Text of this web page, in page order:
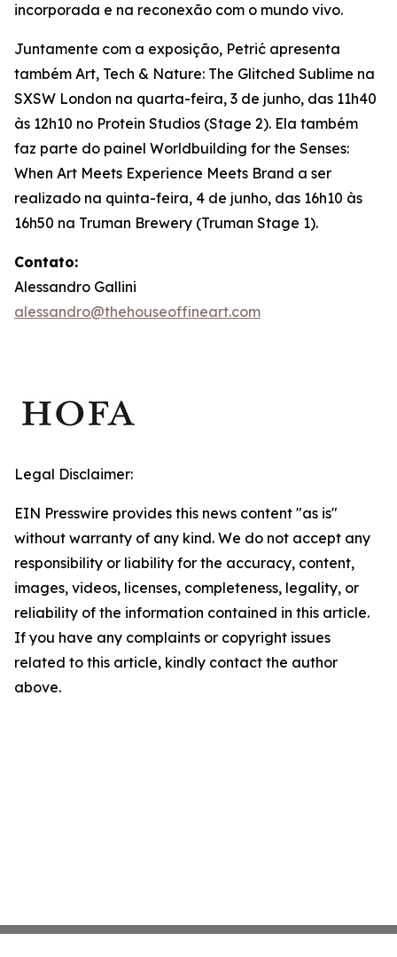
incorporada e na reconexão com o mundo vivo.
Juntamente com a exposição, Petrić apresenta
também Art, Tech & Nature: The Glitched Sublime na
SXSW London na quarta-feira, 3 de junho, das 11h40
às 12h10 no Protein Studios (Stage 2). Ela também
faz parte do painel Worldbuilding for the Senses:
When Art Meets Experience Meets Brand a ser
realizado na quinta-feira, 4 de junho, das 16h10 às
16h50 na Truman Brewery (Truman Stage 1).
Contato:
Alessandro Gallini
alessandro@thehouseoffineart.com
Legal Disclaimer:
EIN Presswire provides this news content "as is"
without warranty of any kind. We do not accept any
responsibility or liability for the accuracy, content,
images, videos, licenses, completeness, legality, or
reliability of the information contained in this article.
If you have any complaints or copyright issues
related to this article, kindly contact the author
above.